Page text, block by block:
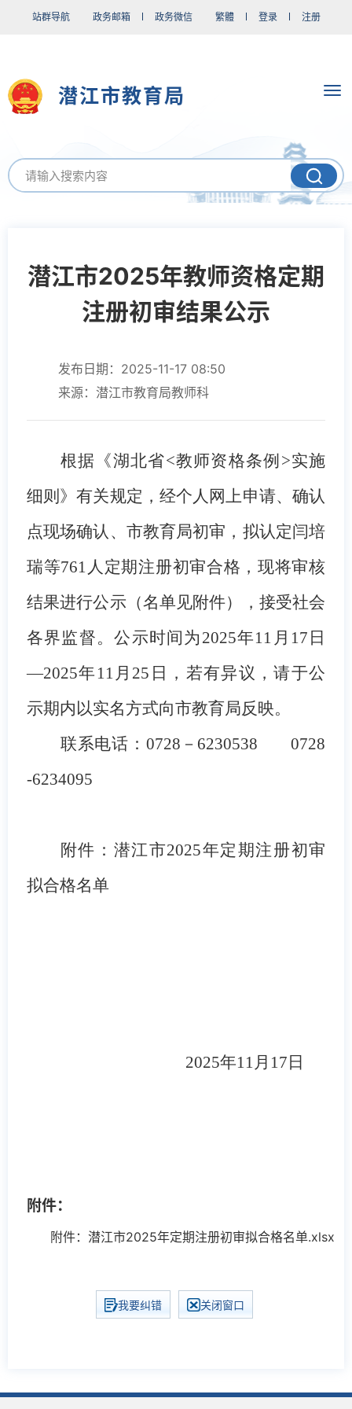
站群导航 政务邮箱 政务微信 繁體 登录 注册
潜江市教育局
潜江市2025年教师资格定期
注册初审结果公示
发布日期：2025-11-17 08:50
来源：潜江市教育局教师科
根据《湖北省<教师资格条例>实施
细则》有关规定，经个人网上申请、 确认
点现场确认、 市教育局初审， 拟认定闫培
瑞等761 人 定期注册初审合格，现将审核
结果进行公示（名单见附件），接受社会
各界监督。公示时间为 2025年11 月 17 日
—2025年 11 月 25日
，若有异议，请于公
示期内以实名方式向市教育局反映。
联系电话： 0728－ 6230538
0728
-6234095
附件：潜江市2025年定期注册初审
拟合格名单
2025年11月17日
附件：
附件：潜江市2025年定期注册初审拟合格名单.xlsx
我要纠错 关闭窗口